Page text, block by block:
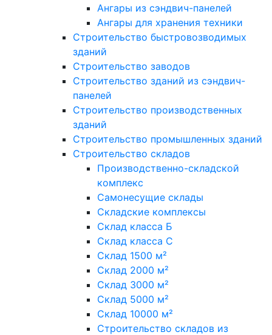
Ангары из сэндвич-панелей
Ангары для хранения техники
Строительство быстровозводимых
зданий
Строительство заводов
Строительство зданий из сэндвич-
панелей
Строительство производственных
зданий
Строительство промышленных зданий
Строительство складов
Производственно-складской
комплекс
Самонесущие склады
Складские комплексы
Склад класса Б
Склад класса С
Склад 1500 м²
Склад 2000 м²
Склад 3000 м²
Склад 5000 м²
Склад 10000 м²
Строительство складов из